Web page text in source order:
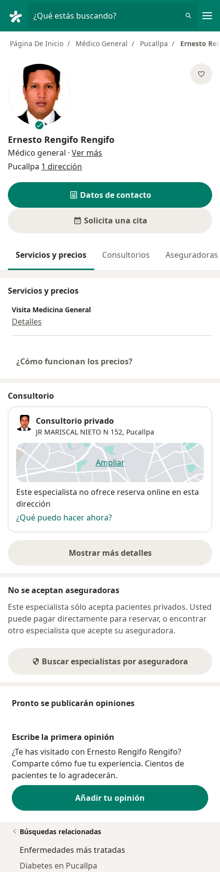
¿Qué estás buscando?
Página De Inicio Médico General Pucallpa Ernesto
Ernesto Rengifo Rengifo
Médico general · Ver más
Pucallpa 1 dirección
Datos de contacto
Solicita una cita
Servicios y precios Consultorios Aseguradoras
Servicios y precios
Visita Medicina General
Detalles
¿Cómo funcionan los precios?
Consultorio
Consultorio privado
JR MARISCAL NIETO N 152, Pucallpa
Ampliarse abre en una nueva
Disponibilidad
Este especialista no ofrece reserva online en esta
dirección
¿Qué puedo hacer ahora?
Mostrar más detalles
sobre la dirección
No se aceptan aseguradoras
Este especialista sólo acepta pacientes privados. Usted
puede pagar directamente para reservar, o encontrar
otro especialista que acepte su aseguradora.
Buscar especialistas por aseguradora
Pronto se publicarán opiniones
Escribe la primera opinión
¿Te has visitado con Ernesto Rengifo Rengifo?
Comparte cómo fue tu experiencia. Cientos de
pacientes te lo agradecerán.
Añadir tu opinión
Búsquedas relacionadas
Enfermedades más tratadas
Diabetes en Pucallpa